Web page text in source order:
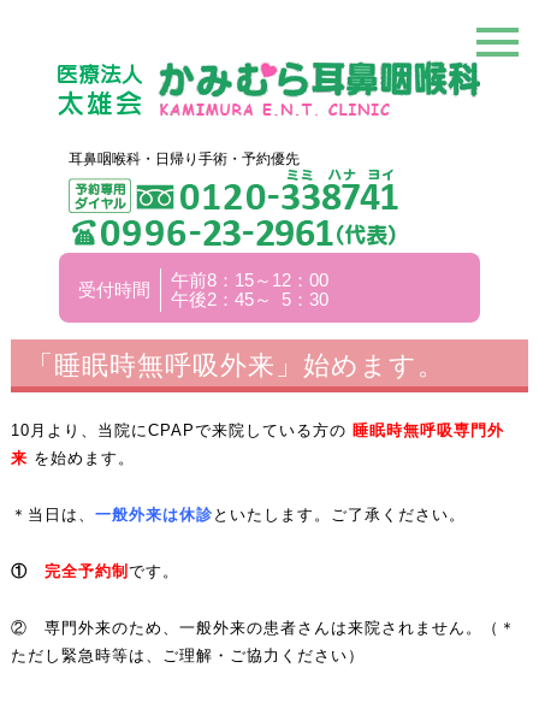
耳鼻咽喉科・日帰り手術・予約優先
受付時間
午前8：15～12：00
午後2：45～ 5：30
「睡眠時無呼吸外来」始めます。
10月より、当院にCPAPで来院している方の 睡眠時無呼吸専門外
来 を始めます。
＊当日は、 一般外来は休診 といたします。ご了承ください。
①完全予約制 です。
② 専門外来のため、一般外来の患者さんは来院されません。（＊
ただし緊急時等は、ご理解・ご協力ください）